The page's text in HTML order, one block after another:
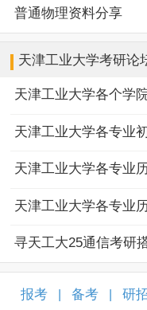
普通物理资料分享
天津工业大学考研论
寻天工大25通信考研
报考 备考 研